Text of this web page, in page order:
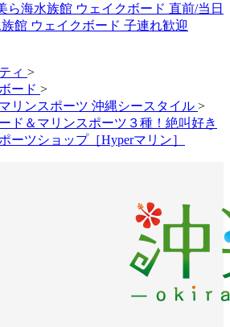
ら海水族館 ウェイクボード 直前/当日
館 ウェイクボード 子連れ歓迎
ィ >
ード >
リンスポーツ 沖縄シースタイル >
ド＆マリンスポーツ３種！絶叫好き
ーツショップ［Hyperマリン］